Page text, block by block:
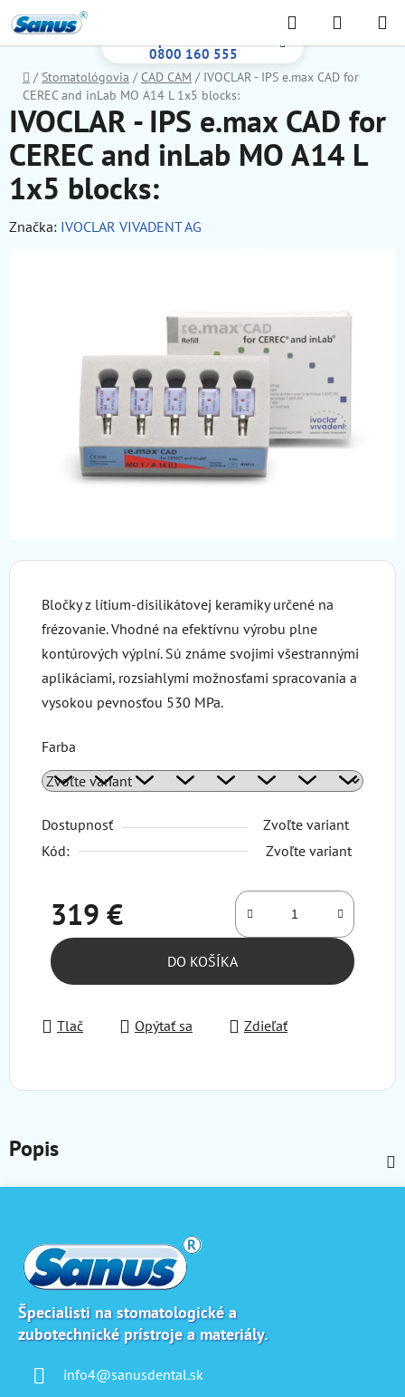
na
obsah
0800 160 555
Hľadať
KOŠÍK
Domov
/ Stomatológovia / CAD CAM / IVOCLAR - IPS e.max CAD for
CEREC and inLab MO A14 L 1x5 blocks:
Bločky z lítium-disilikátovej keramiky určené na
frézovanie. Vhodné na efektívnu výrobu plne
kontúrových výplní. Sú známe svojimi všestrannými
aplikáciami, rozsiahlymi možnosťami spracovania a
vysokou pevnosťou 530 MPa.
Farba
Dostupnosť
Zvoľte variant
Kód:
Zvoľte variant
319 €
Jednotková cena:
DO KOŠÍKA
Tlač Opýtať sa Zdieľať
IVOCLAR - IPS e.max CAD for
CEREC and inLab MO A14 L
1x5 blocks:
Značka: IVOCLAR VIVADENT AG
Popis
Špecialisti na stomatologické a
zubotechnické prístroje a materiály.
info4@sanusdental.sk